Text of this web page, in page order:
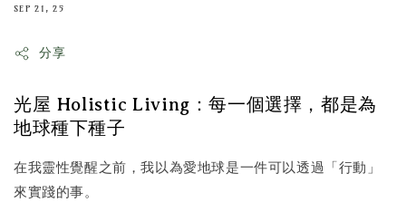
SEP 21, 25
分享
光屋 Holistic Living：每一個選擇，都是為
地球種下種子
在我靈性覺醒之前，我以為愛地球是一件可以透過「行動」
來實踐的事。